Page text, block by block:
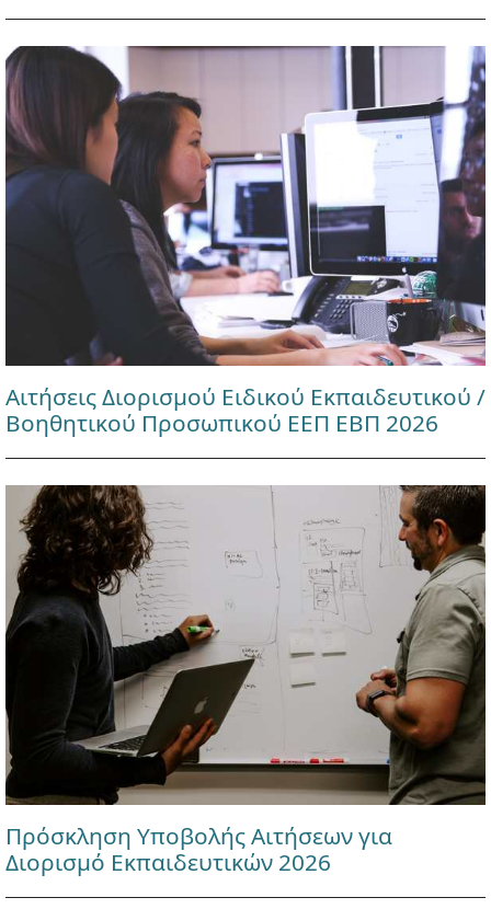
Αιτήσεις Διορισμού Ειδικού Εκπαιδευτικού /
Βοηθητικού Προσωπικού ΕΕΠ ΕΒΠ 2026
Πρόσκληση Υποβολής Αιτήσεων για
Διορισμό Εκπαιδευτικών 2026